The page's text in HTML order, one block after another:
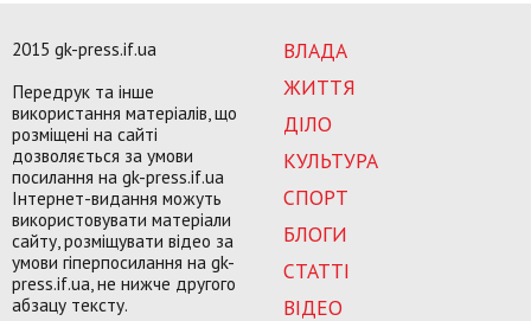
ВЛАДА
ЖИТТЯ
ДІЛО
КУЛЬТУРА
СПОРТ
БЛОГИ
СТАТТІ
ВІДЕО
2015 gk-press.if.ua
Передрук та інше
використання матеріалів, що
розміщені на сайті
дозволяється за умови
посилання на gk-press.if.ua
Інтернет-видання можуть
використовувати матеріали
сайту, розміщувати відео за
умови гіперпосилання на gk-
press.if.ua, не нижче другого
абзацу тексту.